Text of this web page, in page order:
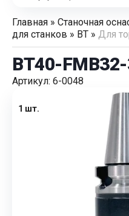
Главная » Станочная
для станков » BT » Для
BT40-
Артикул: 6-0048
1 шт.